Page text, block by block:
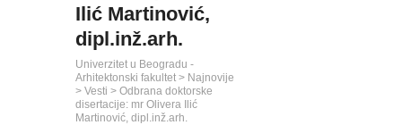
Ilić Martinović,
dipl.inž.arh.
Univerzitet u Beogradu -
Arhitektonski fakultet > Najnovije
> Vesti > Odbrana doktorske
disertacije: mr Olivera Ilić
Martinović, dipl.inž.arh.